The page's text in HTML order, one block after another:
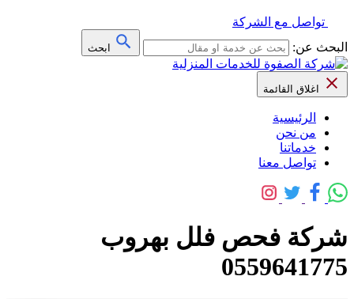
تواصل مع الشركة
البحث عن:
ابحث
اغلاق القائمة
الرئيسية
من نحن
خدماتنا
تواصل معنا
شركة فحص فلل بهروب
0559641775